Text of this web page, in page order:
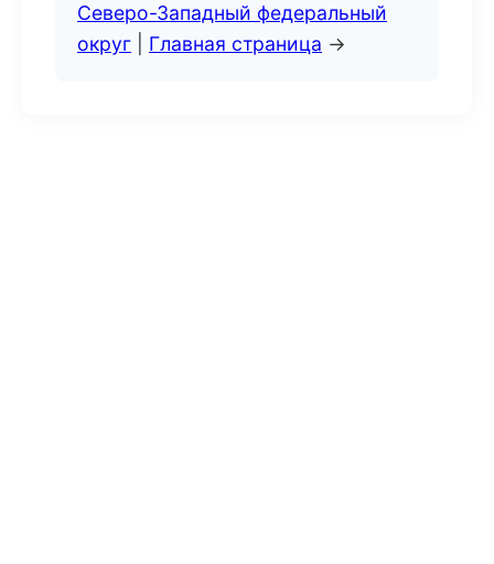
Северо-Западный федеральный
округ
Главная страница →